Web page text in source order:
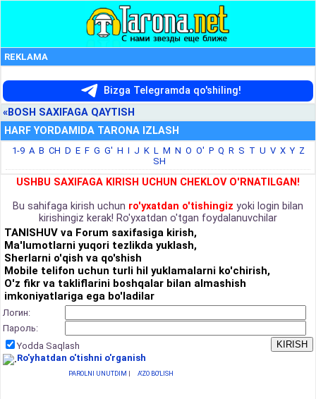
REKLAMA
Bizga Telegramda qo'shiling!
«BOSH SAXIFAGA QAYTISH
HARF YORDAMIDA TARONA IZLASH
1-9 A B CH D E F G G' H I J K L M N O O' P Q R S T U V X Y Z
SH
USHBU SAXIFAGA KIRISH UCHUN CHEKLOV O'RNATILGAN!
Bu sahifaga kirish uchun ro'yxatdan o'tishingiz yoki login bilan
kirishingiz kerak! Ro'yxatdan o'tgan foydalanuvchilar
TANISHUV va Forum saxifasiga kirish,
Ma'lumotlarni yuqori tezlikda yuklash,
Sherlarni o'qish va qo'shish
Mobile telifon uchun turli hil yuklamalarni ko'chirish,
O'z fikr va takliflarini boshqalar bilan almashish
imkoniyatlariga ega bo'ladilar
Логин:
Пароль:
Yodda Saqlash
Ro'yhatdan o'tishni o'rganish
PAROLNI UNUTDIM | A'ZO BO'LISH